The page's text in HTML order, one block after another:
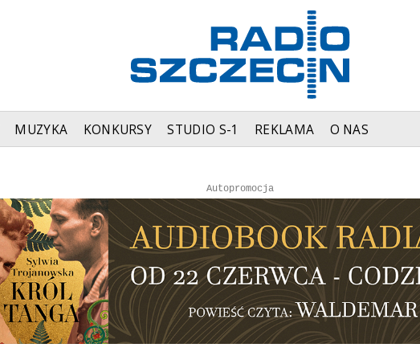
MUZYKA KONKURSY STUDIO S-1 REKLAMA O NAS
Reklama
Autopromocja
Autopromocja